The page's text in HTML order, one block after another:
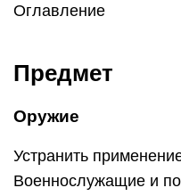
Оглавление
Предмет
Оружие
Устранить
Военнослужащие и